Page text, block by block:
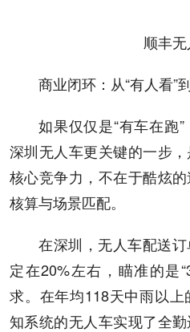
顺丰
商业闭环：从“有人看”
如果仅仅是“有车在跑”
深圳无人车更关键的一步
核心竞争力，不在于酷炫
核算与场景匹配。
在深圳，无人车配送
定在20%左右，瞄准的是
求。在年均118天中雨以
知系统的无人车实现了全